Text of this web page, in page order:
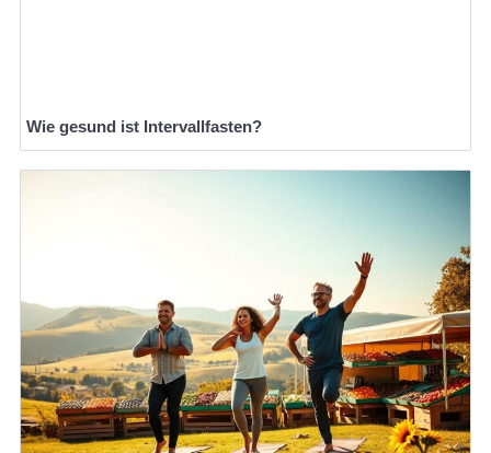
Wie gesund ist Intervallfasten?